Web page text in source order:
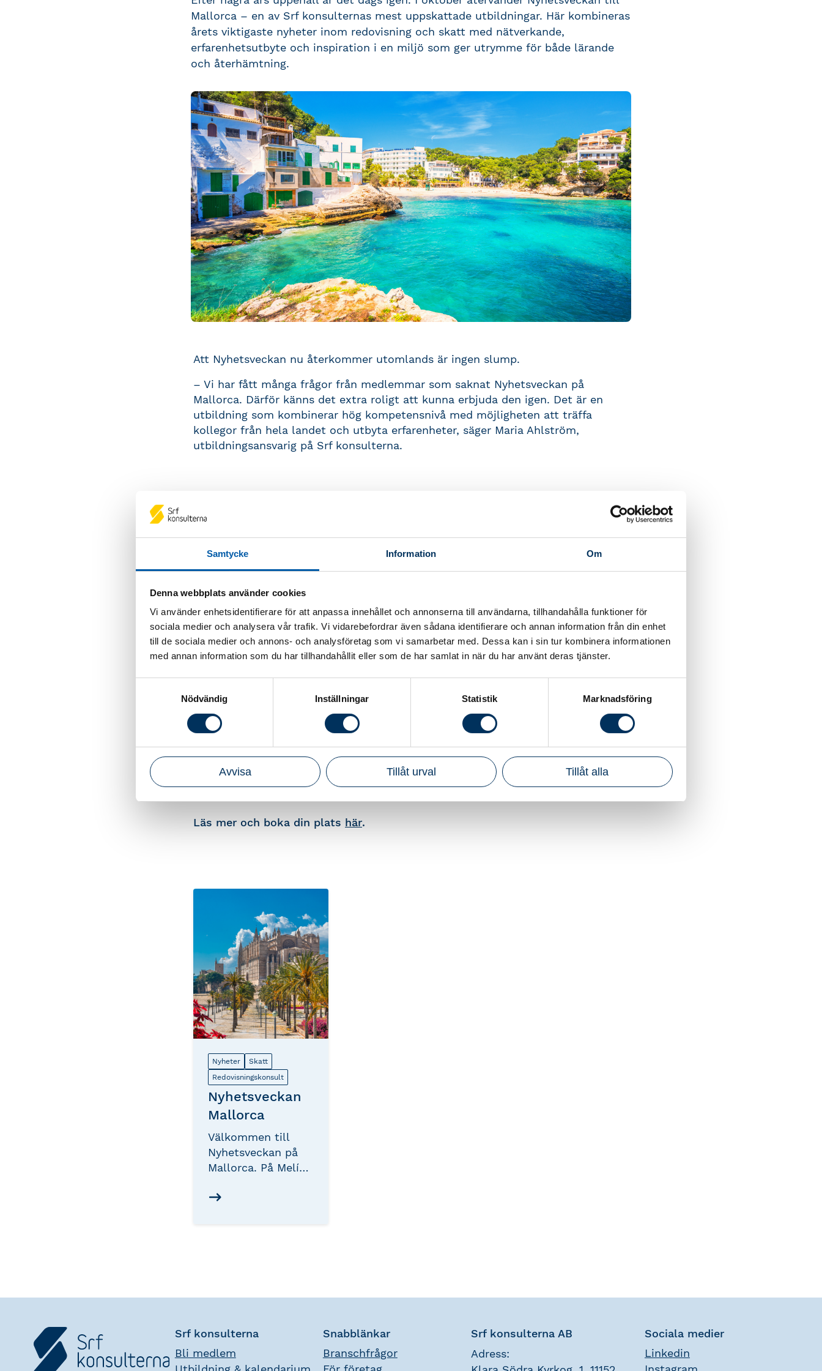
Samtycke Information Om
Denna webbplats använder cookies
Vi använder enhetsidentifierare för att anpassa innehållet och annonserna till användarna, tillhandahålla funktioner för
sociala medier och analysera vår trafik. Vi vidarebefordrar även sådana identifierare och annan information från din enhet
till de sociala medier och annons- och analysföretag som vi samarbetar med. Dessa kan i sin tur kombinera informationen
med annan information som du har tillhandahållit eller som de har samlat in när du har använt deras tjänster.
Nödvändig
Inställningar Statistik Marknadsföring
Avvisa Tillåt urval Tillåt alla
Mallorca – en av Srf konsulternas mest uppskattade utbildningar. Här kombineras
årets viktigaste nyheter inom redovisning och skatt med nätverkande,
erfarenhetsutbyte och inspiration i en miljö som ger utrymme för både lärande
och återhämtning.
Att Nyhetsveckan nu återkommer utomlands är ingen slump.
– Vi har fått många frågor från medlemmar som saknat Nyhetsveckan på
Mallorca. Därför känns det extra roligt att kunna erbjuda den igen. Det är en
utbildning som kombinerar hög kompetensnivå med möjligheten att träffa
kollegor från hela landet och utbyta erfarenheter, säger Maria Ahlström,
utbildningsansvarig på Srf konsulterna.
regeländringarna och trenderna i branschen. Under fem kursdagar får deltagarna
en genomgång av de viktigaste nyheterna. Programmet leds av några av Srf
konsulternas mest uppskattade föreläsare: Maria Albanese, Per Lindblom och
Nyhetsveckan handlar inte bara om kunskap. Minst lika viktigt är möjligheten att
träffa branschkollegor, diskutera gemensamma utmaningar och dela
erfarenheter.
dagen. Upplägget har länge varit uppskattat eftersom det ger möjlighet att både
fördjupa sig i aktuella frågor och njuta av omgivningarna.
kunskap, inspiration och givande möten, säger Maria Ahlström.
Nyhetsveckan genomförs den 3–10 oktober på Melia South Beach Hotel på
Läs mer och boka din plats här.
Nyheter
Skatt
Redovisningskonsult
Nyhetsveckan
Mallorca
Välkommen till
Nyhetsveckan på
Mallorca. På Melía
Calvià väntar en
Srf konsulterna
Bli medlem
Snabblänkar
Branschfrågor
Srf konsulterna AB
Adress:
Sociala medier
Linkedin